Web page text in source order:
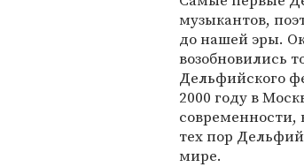
музыкантов,
до нашей эры.
возобновились
Дельфийского
2000 году в
современности,
тех пор
мире.